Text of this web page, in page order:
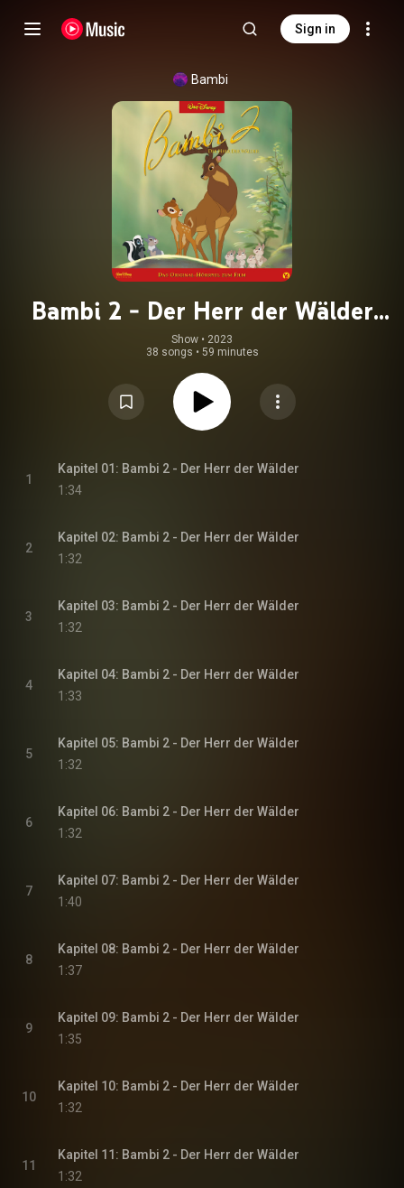
Sign in
Bambi
Bambi 2 - Der Herr der Wälder
(Hörspiel zum Disney Film)
Show • 2023
38 songs • 59 minutes
1
Kapitel 01: Bambi 2 - Der Herr der Wälder
1:34
2
Kapitel 02: Bambi 2 - Der Herr der Wälder
1:32
3
Kapitel 03: Bambi 2 - Der Herr der Wälder
1:32
4
Kapitel 04: Bambi 2 - Der Herr der Wälder
1:33
5
Kapitel 05: Bambi 2 - Der Herr der Wälder
1:32
6
Kapitel 06: Bambi 2 - Der Herr der Wälder
1:32
7
Kapitel 07: Bambi 2 - Der Herr der Wälder
1:40
8
Kapitel 08: Bambi 2 - Der Herr der Wälder
1:37
9
Kapitel 09: Bambi 2 - Der Herr der Wälder
1:35
10
Kapitel 10: Bambi 2 - Der Herr der Wälder
1:32
11
Kapitel 11: Bambi 2 - Der Herr der Wälder
1:32